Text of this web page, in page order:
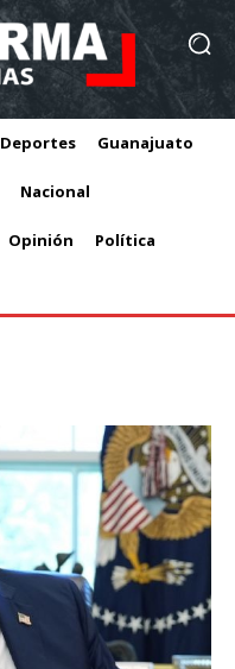
Deportes Guanajuato
Nacional
Opinión Política